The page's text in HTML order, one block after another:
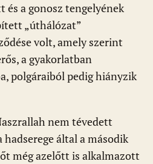
és a gonosz tengelyének
„úthálózat”
volt, amely szerint
a gyakorlatban
polgáraiból pedig hiányzik
nem tévedett
által a második
még azelőtt is alkalmazott